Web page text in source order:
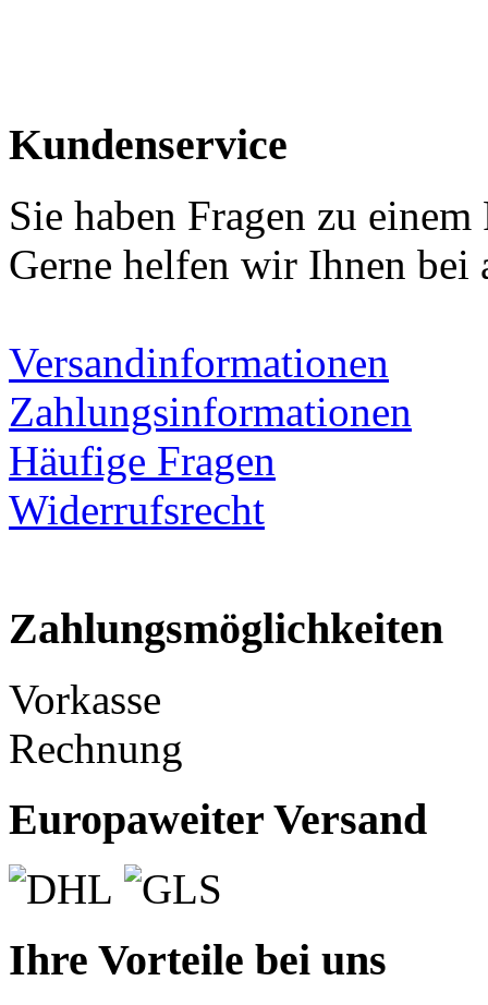
Kundenservice
Sie haben Fragen zu
Gerne helfen wir Ihnen bei
Versandinformationen
Zahlungsinformationen
Häufige Fragen
Widerrufsrecht
Zahlungsmöglichkeiten
Vorkasse
Rechnung
Europaweiter Versand
Ihre Vorteile bei uns